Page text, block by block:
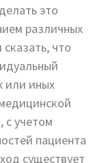
это
различных
что
или иных
учетом
пациента
существует